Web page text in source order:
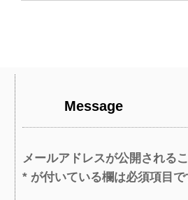
Message
メールアドレスが公開される
* が付いている欄は必須項目で